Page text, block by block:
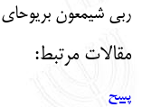
ربي شيمعون بريوحاي
مقالات مرتبط:
پسح